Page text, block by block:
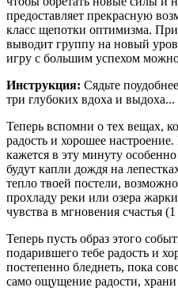
предоставляет прекрасную
класс щепотки оптимизма.
выводит группу на новый
игру с большим успехом можно
Инструкция: Сядьте
три глубоких вдоха и выдоха...
Теперь вспомни о тех вещах,
радость и хорошее
кажется в эту минуту
будут капли дождя на
тепло твоей постели,
прохладу реки или озера
чувства в мгновения счастья
Теперь пусть образ этого
подарившего тебе радость и
постепенно бледнеть, пока
само ощущение радости, храни